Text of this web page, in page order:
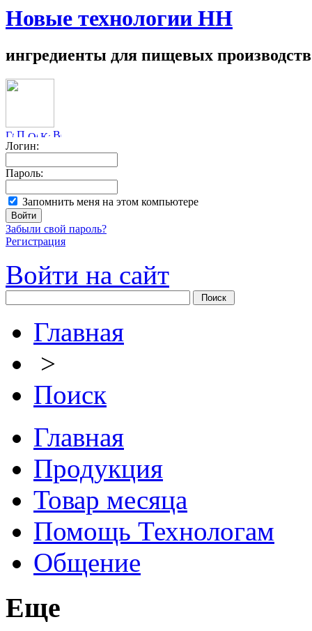
Новые технологии НН
ингредиенты для пищевых производств
Логин:
Пароль:
Запомнить меня на этом компьютере
Забыли свой пароль?
Регистрация
Войти на сайт
Главная
>
Поиск
Главная
Продукция
Товар месяца
Помощь Технологам
Общение
Еще